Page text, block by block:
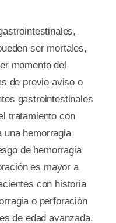
ser mortales,
momento del
de previo aviso o
gastrointestinales
tratamiento con
una hemorragia
de hemorragia
es mayor a
con historia
o perforación
de edad avanzada.